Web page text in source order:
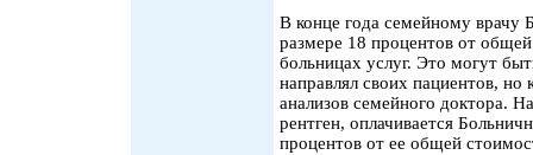
В конце года семейному врачу
размере 18 процентов от
больницах услуг. Это могут
направлял своих пациентов, но
анализов семейного доктора.
рентген, оплачивается
процентов от ее общей